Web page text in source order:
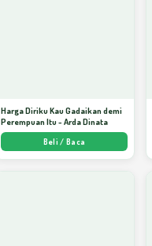
Harga Diriku Kau Gadaikan demi
Perempuan Itu - Arda Dinata
Beli / Baca